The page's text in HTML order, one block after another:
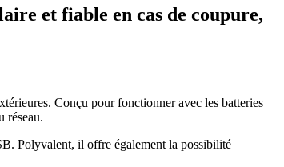
et fiable en cas de coupure,
Conçu pour fonctionner avec les batteries
réseau.
Polyvalent, il offre également la possibilité